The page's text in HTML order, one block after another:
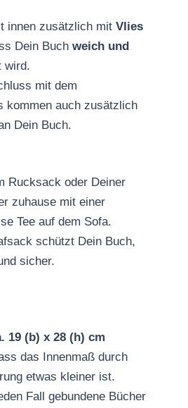
innen zusätzlich mit Vlies
Dein Buch weich und
wird.
mit dem
kommen auch zusätzlich
Dein Buch.
Rucksack oder Deiner
zuhause mit einer
Tee auf dem Sofa.
schützt Dein Buch,
sicher.
19 (b) x 28 (h) cm
das Innenmaß durch
etwas kleiner ist.
Fall gebundene Bücher